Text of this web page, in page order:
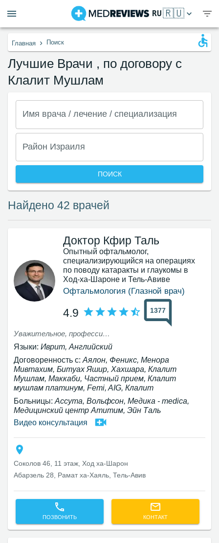
RU🇷🇺
Главная › Поиск
Лучшие Врачи , по договору с
Клалит Мушлам
Имя врача / лечение / специализация
Район Израиля
ПОИСК
Найдено 42 врачей
Доктор Кфир Таль
Опытный офтальмолог,
специализирующийся на операциях
по поводу катаракты и глаукомы в
Ход-ха-Шароне и Тель-Авиве
Офтальмология (Глазной врач)
4.9 1377
Уважительное, профессиональное и серьёзное отношение Объяснение ситуации и дальнейшего хода проверки
Языки: Иврит, Английский
Договоренность с: Аялон, Феникс, Менора
Мивтахим, Битуах Яшир, Хахшара, Клалит
Мушлам, Маккаби, Частный прием, Клалит
мушлам платинум, Femi, AIG, Клалит
Больницы: Ассута, Вольфсон, Медика - medica,
Медицинский центр Атитим, Эйн Таль
Видео консультация
Соколов 46, 11 этаж, Ход ха-Шарон
Абарзель 28, Рамат ха-Хаяль, Тель-Авив‎
ПОЗВОНИТЬ КОНТАКТ